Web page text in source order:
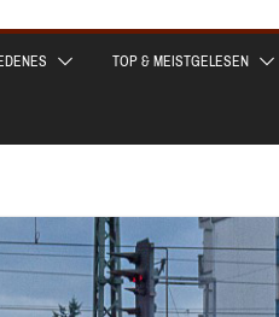
TOP & MEISTGELESEN